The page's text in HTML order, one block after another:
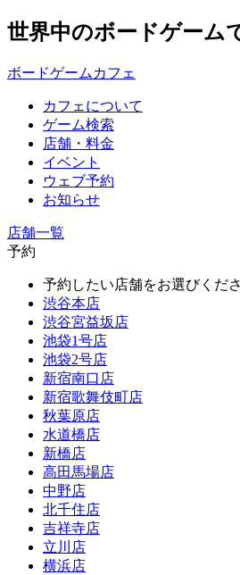
世界中のボードゲーム
ボードゲームカフェ
カフェについて
ゲーム検索
店舗・料金
イベント
ウェブ予約
お知らせ
店舗一覧
予約
予約したい店舗をお選びくだ
渋谷本店
渋谷宮益坂店
池袋1号店
池袋2号店
新宿南口店
新宿歌舞伎町店
秋葉原店
水道橋店
新橋店
高田馬場店
中野店
北千住店
吉祥寺店
立川店
横浜店